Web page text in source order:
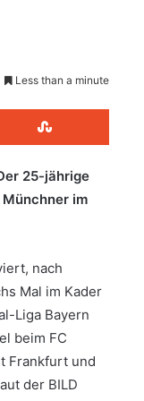
Less than a minute
25-jährige
im
nach
Mal im Kader
Liga Bayern
beim FC
Frankfurt und
der BILD